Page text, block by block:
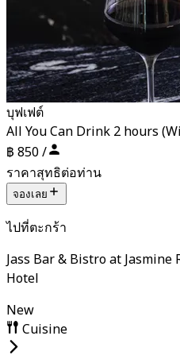
บุฟเฟต์
All You Can Drink 2 hours
฿ 850 /
ราคาสุทธิต่อท่าน
จองเลย
ไปที่ตะกร้า
Jass Bar & Bistro at Jasmine
Hotel
New
Cuisine